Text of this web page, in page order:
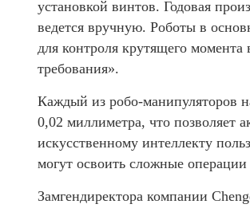
установкой винтов. Годовая
ведется вручную. Роботы в
для контроля крутящего момента
требования».
Каждый из робо-манипуляторов
0,02 миллиметра, что позволяет
искусственному интеллекту
могут освоить сложные
Замгендиректора компании